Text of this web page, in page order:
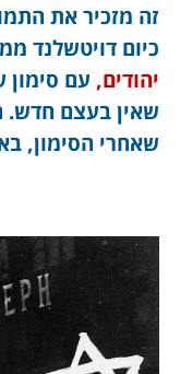
זה מזכיר את
כיום דויטשלנד
יהודים, עם סימון
שאין בעצם חדש.
שאחרי הסימון,